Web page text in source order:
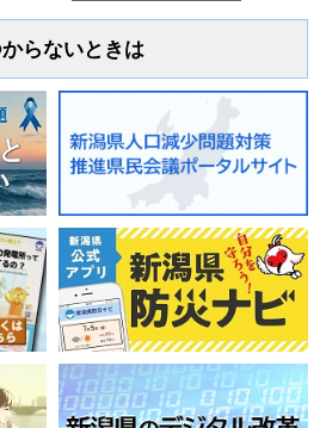
からないときは